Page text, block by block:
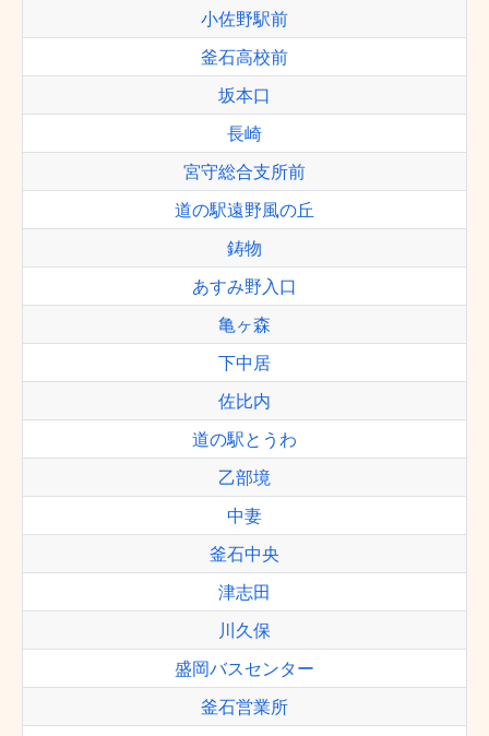
小佐野駅前
釜石高校前
坂本口
長崎
宮守総合支所前
道の駅遠野風の丘
鋳物
あすみ野入口
亀ヶ森
下中居
佐比内
道の駅とうわ
乙部境
中妻
釜石中央
津志田
川久保
盛岡バスセンター
釜石営業所